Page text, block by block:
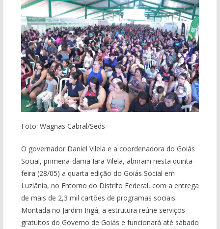
Foto: Wagnas Cabral/Seds
O governador Daniel Vilela e a coordenadora do Goiás
Social, primeira-dama Iara Vilela, abriram nesta quinta-
feira (28/05) a quarta edição do Goiás Social em
Luziânia, no Entorno do Distrito Federal, com a entrega
de mais de 2,3 mil cartões de programas sociais.
Montada no Jardim Ingá, a estrutura reúne serviços
gratuitos do Governo de Goiás e funcionará até sábado